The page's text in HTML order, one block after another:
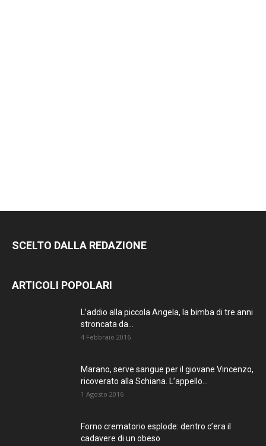
SCELTO DALLA REDAZIONE
ARTICOLI POPOLARI
L’addio alla piccola Angela, la bimba di tre anni
stroncata da...
4 Febbraio 2016
Marano, serve sangue per il giovane Vincenzo,
ricoverato alla Schiana. L’appello...
1 Agosto 2016
Forno crematorio esplode: dentro c’era il
cadavere di un obeso